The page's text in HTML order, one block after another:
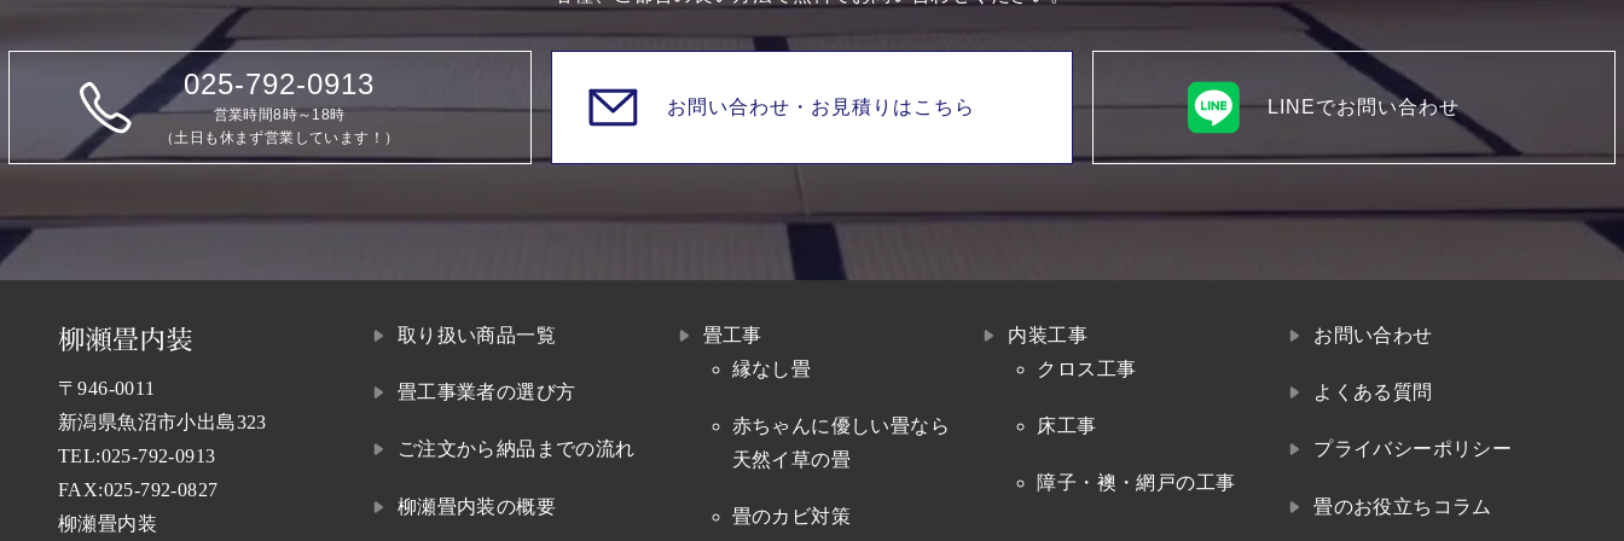
025-792-0913
営業時間8時～18時
（土日も休まず営業しています！）
お問い合わせ・ お見積りはこちら LINEでお問い合わせ
〒946-0011
新潟県魚沼市小出島323
TEL:025-792-0913
FAX:025-792-0827
柳瀬畳内装
取り扱い商品一覧
畳工事業者の選び方
ご注文から納品までの流れ
柳瀬畳内装の概要
畳工事
縁なし畳
赤ちゃんに優しい畳なら
天然イ草の畳
畳のカビ対策
内装工事
クロス工事
床工事
障子・襖・網戸の工事
お問い合わせ
よくある質問
プライバシーポリシー
畳のお役立ちコラム